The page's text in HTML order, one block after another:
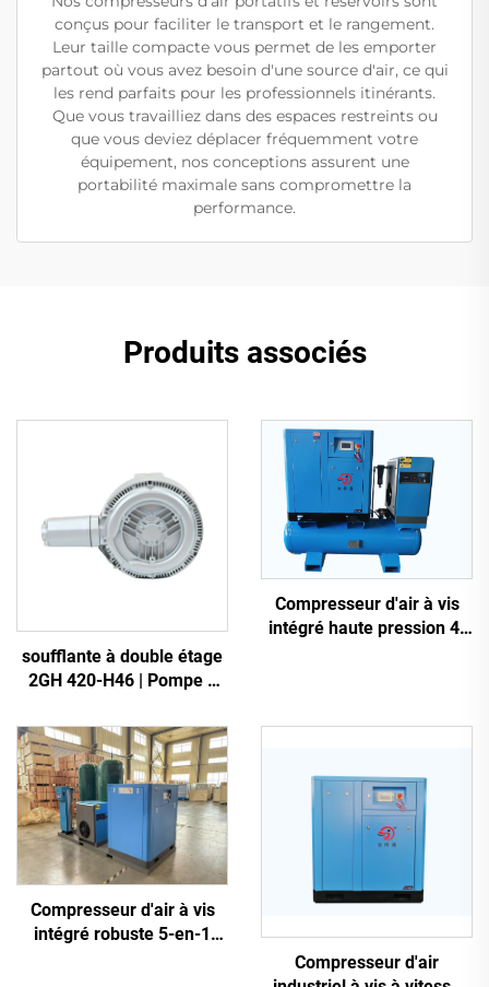
conçus pour faciliter le transport et le rangement.
Leur taille compacte vous permet de les emporter
partout où vous avez besoin d'une source d'air, ce qui
les rend parfaits pour les professionnels itinérants.
Que vous travailliez dans des espaces restreints ou
que vous deviez déplacer fréquemment votre
équipement, nos conceptions assurent une
portabilité maximale sans compromettre la
performance.
Produits associés
soufflante à double étage
2GH 420-H46 | Pompe à
triphasée
Compresseur d'air à vis
intégré haute pression 4-
Compresseur d'air à vis
intégré robuste 5-en-1
Compresseur d'air